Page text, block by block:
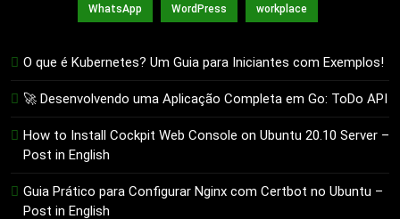
WhatsApp WordPress workplace
O que é Kubernetes? Um Guia para Iniciantes com Exemplos!
🚀 Desenvolvendo uma Aplicação Completa em Go: ToDo API
How to Install Cockpit Web Console on Ubuntu 20.10 Server –
Post in English
Guia Prático para Configurar Nginx com Certbot no Ubuntu –
Post in English